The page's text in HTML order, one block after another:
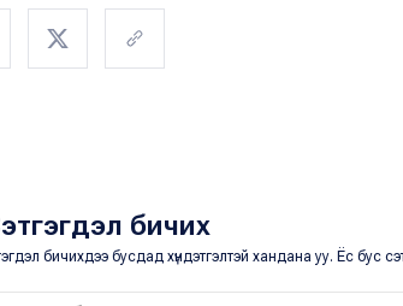
бичих
бичихдээ бусдад хүндэтгэлтэй хандана уу. Ёс бус